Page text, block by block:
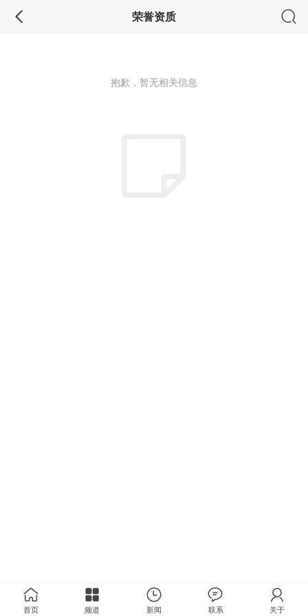
荣誉资质
抱歉，暂无相关信息
首页 频道 新闻 联系 关于